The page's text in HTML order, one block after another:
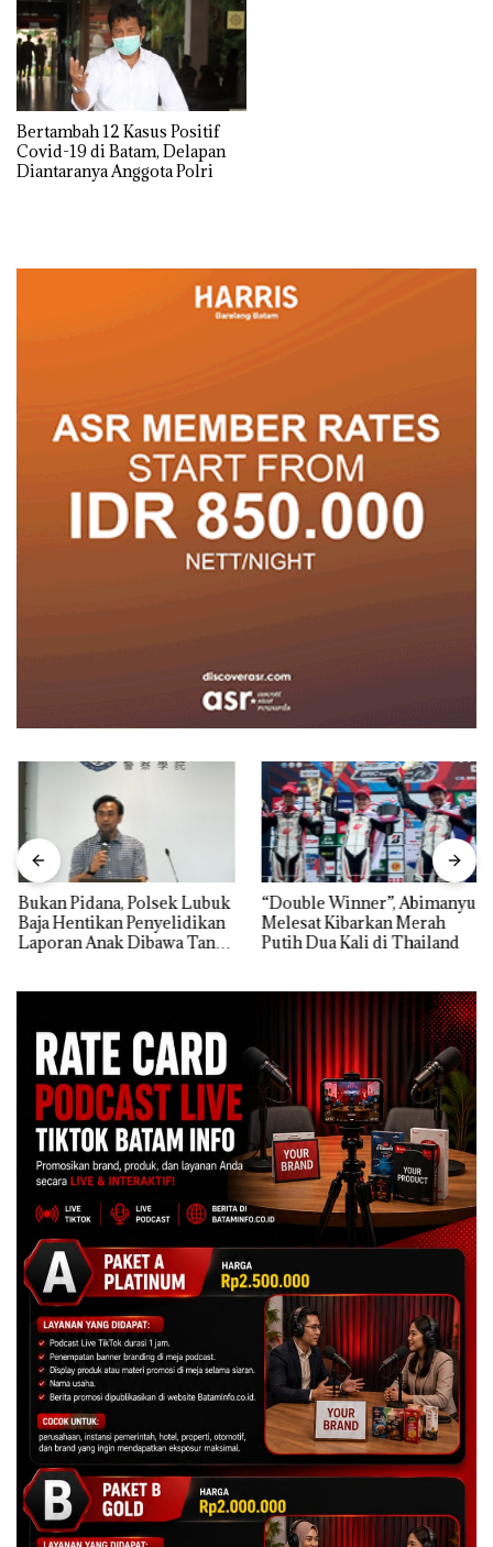
Bertambah 12 Kasus Positif
Covid-19 di Batam, Delapan
Diantaranya Anggota Polri
Bukan Pidana, Polsek Lubuk
Baja Hentikan Penyelidikan
Laporan Anak Dibawa Tanpa
“Double Winner”, Abimanyu
Melesat Kibarkan Merah
Putih Dua Kali di Thailand